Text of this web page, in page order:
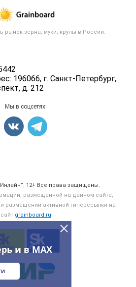
и в MAX
рынок зерна, муки, крупы в России.
196066, г. Санкт-Петербург,
д. 212
Публичная оферта
информация
персональных данных
Новости рынка
Мука
Оборудование
Прочее
Карта объявлений
Мы в соцсетях:
12+ Все права защищены.
размещенной на данном сайте,
размещении активной гиперссылки на
сайт grainboard.ru